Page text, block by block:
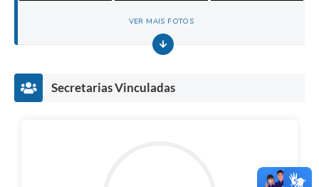
VER MAIS FOTOS
Secretarias Vinculadas